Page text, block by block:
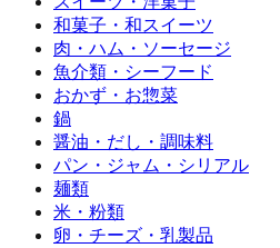
和菓子・和スイーツ
肉・ハム・ソーセージ
魚介類・シーフード
おかず・お惣菜
鍋
醤油・だし・調味料
パン・ジャム・シリアル
麺類
米・粉類
卵・チーズ・乳製品